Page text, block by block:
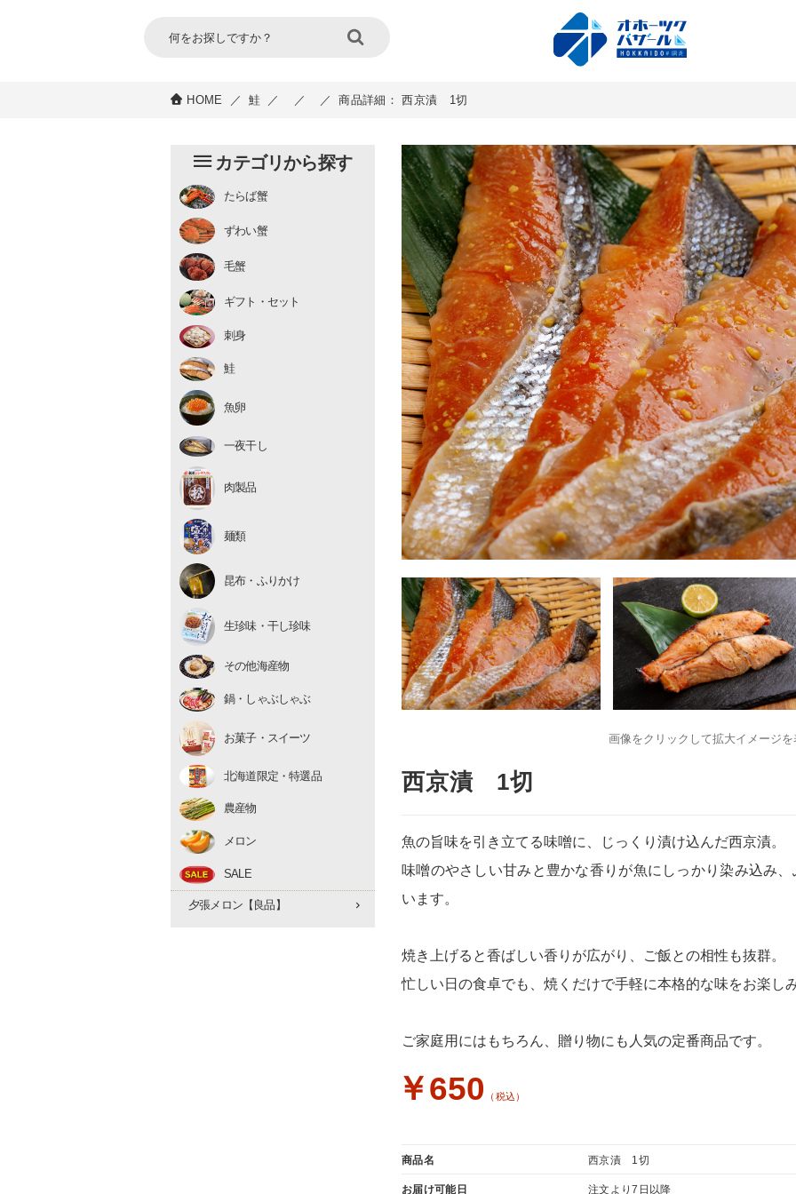
HOME ／ 鮭 ／ ／ ／ 商品詳細： 西京漬 1切
カテゴリから探す
たらば蟹
チルド
むき身 ずわい蟹
むき身
生冷凍 毛蟹
チルド
ギフト・セット
刺身
鮭
魚卵
いくら
たらこ・明太子
数の子
一夜干し
肉製品
麺類
昆布・ふりかけ
生珍味・干し珍味
生珍味
干し珍味
その他海産物
鍋・しゃぶしゃぶ
お菓子・スイーツ
北海道限定・特選品
農産物
アスパラ
とうもろこし
たまねぎ
早期予約 10月下旬
メロン
赤肉メロン
夕張メロン【優品】
夕張メロン【良品】
SALE
画像をクリックして拡大イメージを
西京漬 1切
魚の旨味を引き立てる味噌に、じっくり漬け込んだ西京漬。
味噌のやさしい甘みと豊かな香りが魚にしっかり染み込み
います。
焼き上げると香ばしい香りが広がり、ご飯との相性も抜群。
忙しい日の食卓でも、焼くだけで手軽に本格的な味をお楽し
ご家庭用にはもちろん、贈り物にも人気の定番商品です。
￥650 （税込）
商品名 西京漬 1切
お届け可能日 注文より7日以降